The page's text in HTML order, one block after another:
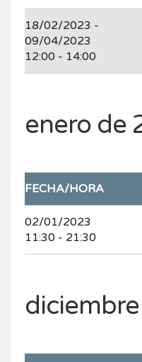
18/02/2023 -
09/04/2023
12:00 - 14:00
enero de
FECHA/HORA
02/01/2023
11:30 - 21:30